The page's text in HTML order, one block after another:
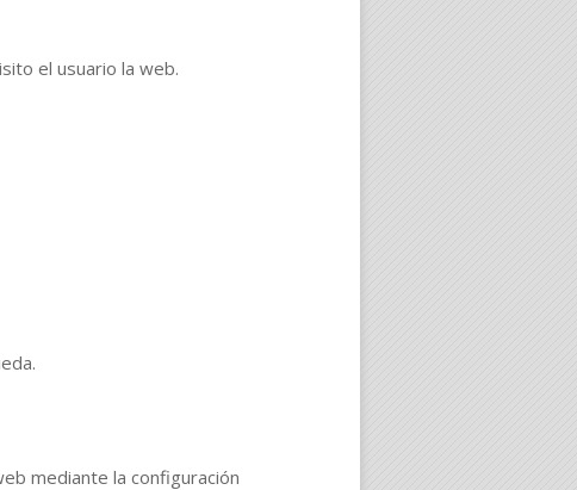
el usuario la web.
mediante la configuración